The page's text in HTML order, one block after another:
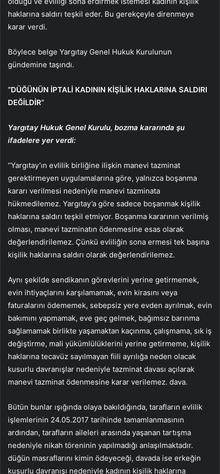
haklarına saldırı teşkil eder. Bu gerekçeyle direnmeye
karar verdi.
Böylece belge Yargıtay Genel Hukuk Kurulunun
gündemine taşındı.
“DÜĞÜNÜN İPTALİ KADININ KİŞİLİK HAKLARINA SALDIRI
DEĞİLDİR”
Yargıtay Hukuk Genel Kurulu, bozma kararında şu
ifadelere yer verdi:
“Yargıtay’ın evlilik birliğine ilişkin manevi tazminat
gerektirmeyen uygulamalarına göre, yalnızca boşanma
kararı verilmesi nedeniyle manevi tazminata
hükmedilemez. Yargıtay’a göre sadece boşanmak kişilik
haklarına saldırı teşkil etmiyor. Boşanma kararının verilmiş
olması, manevi tazminatın ödenmesine esas olarak
değerlendirilemez. Çünkü evliliğin sona ermesi tek başına
kişilik haklarına saldırı olarak değerlendirilemez.
Aynı şekilde sendikanın görevlerini yerine getirmemek,
evin ihtiyaçlarını karşılamamak, evin kirasını veya
faturalarını ödememek, sebepsiz yere evden ayrılmak, evin
bakımını yapmamak, eve geç gelmek, bağımsız barınma
sağlamamak birlikte yaşamaktan kaçınma, çalışmama, sık iş
değiştirme, mali yükümlülüklerini yerine getirmeme, kişilik
haklarına tecavüz sayılmayan fiili ayrılığa neden olacak
kusurlu davranışlar nedeniyle tazminat davası açılarak
manevi tazminat ödenmesine karar verilemez. dava.
Bütün bunlar ışığında olaya bakıldığında, tarafların evlilik
işlemlerinin 24.05.2017 tarihinde tamamlanmasının
ardından, tarafların aileleri arasında yaşanan tartışma
nedeniyle nikah töreninin yapılmadığı anlaşılmaktadır.
düğün masraflarını kimin ödeyeceği, davada ise erkeğin
kusurlu davranışı nedeniyle kadının kişilik haklarına